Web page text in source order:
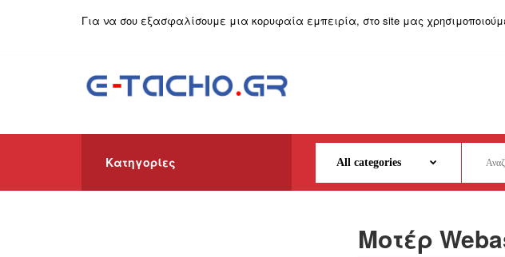
Για να σου εξασφαλίσουμε μια κορυφαία εμπειρία, στο site μας
Ελληνικά
Κατηγορίες
Μοτέρ